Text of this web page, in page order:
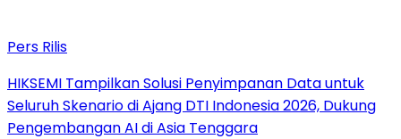
Pers Rilis
HIKSEMI Tampilkan Solusi Penyimpanan Data untuk
Seluruh Skenario di Ajang DTI Indonesia 2026, Dukung
Pengembangan AI di Asia Tenggara